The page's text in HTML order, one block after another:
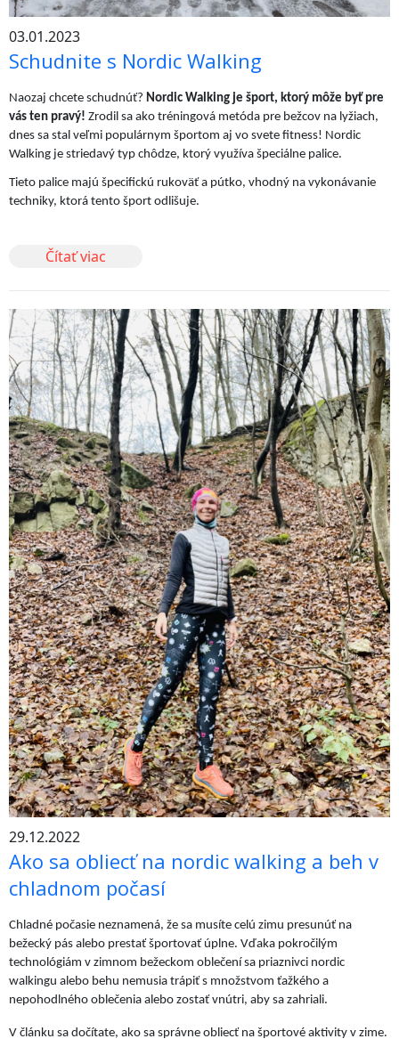
03.01.2023
Schudnite s Nordic Walking
Naozaj chcete schudnúť? Nordic Walking je šport, ktorý môže byť pre
vás ten pravý! Zrodil sa ako tréningová metóda pre bežcov na lyžiach,
dnes sa stal veľmi populárnym športom aj vo svete fitness! Nordic
Walking je striedavý typ chôdze, ktorý využíva špeciálne palice.
Tieto palice majú špecifickú rukoväť a pútko, vhodný na vykonávanie
techniky, ktorá tento šport odlišuje.
Čítať viac
29.12.2022
Ako sa obliecť na nordic walking a beh v
chladnom počasí
Chladné počasie neznamená, že sa musíte celú zimu presunúť na
bežecký pás alebo prestať športovať úplne. Vďaka pokročilým
technológiám v zimnom bežeckom oblečení sa priaznivci nordic
walkingu alebo behu nemusia trápiť s množstvom ťažkého a
nepohodlného oblečenia alebo zostať vnútri, aby sa zahriali.
V článku sa dočítate, ako sa správne obliecť na športové aktivity v zime.